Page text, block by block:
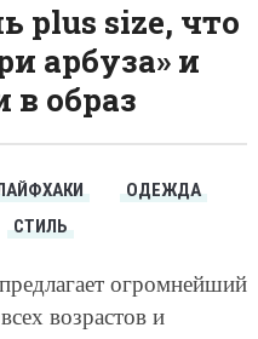
plus size, что
арбуза» и
в образ
ОДЕЖДА
СТИЛЬ
огромнейший
возрастов и